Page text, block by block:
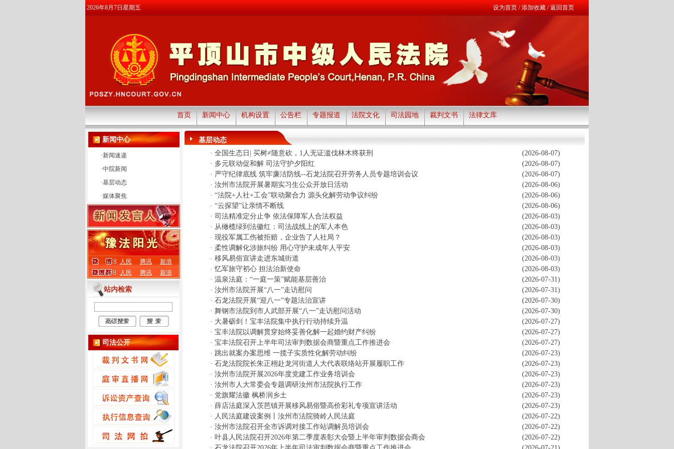
2026年8月7日星期五 设为首页/添加收藏/返回首页
首页 新闻中心 机构设置 公告栏 专题报道 法院文化 司法园地 裁判文书 法律文库
新闻中心
·新闻速递
·中院新闻
·基层动态
·媒体聚焦
人民 腾讯
新浪
人民
腾讯 新浪
站内检索
司法公开
基层动态
· 全国生态日| 买树≠随意砍，1人无证滥伐林木终获刑
(2026-08-07)
· 多元联动促和解 司法守护夕阳红
(2026-08-07)
· 严守纪律底线 筑牢廉洁防线--石龙法院召开劳务人员专题培训会议
(2026-08-07)
· 汝州市法院开展暑期实习生公众开放日活动
(2026-08-06)
· “法院+人社+工会”联动聚合力 源头化解劳动争议纠纷
(2026-08-06)
· “云探望”让亲情不断线
(2026-08-06)
· 司法精准定分止争 依法保障军人合法权益
(2026-08-03)
· 从橄榄绿到法徽红：司法战线上的军人本色
(2026-08-03)
· 现役军属工伤被拒赔，企业告了人社局？
(2026-08-03)
· 柔性调解化涉旅纠纷 用心守护未成年人平安
(2026-08-03)
· 移风易俗宣讲走进东城街道
(2026-08-03)
· 忆军旅守初心 担法治新使命
(2026-08-03)
· 温泉法庭：“一庭一策”赋能基层善治
(2026-07-31)
· 汝州市法院开展“八一”走访慰问
(2026-07-31)
· 石龙法院开展“迎八一”专题法治宣讲
(2026-07-30)
· 舞钢市法院到市人武部开展“八一”走访慰问活动
(2026-07-30)
· 大暑砺剑！宝丰法院集中执行行动持续升温
(2026-07-27)
· 宝丰法院以调解贯穿始终妥善化解一起婚约财产纠纷
(2026-07-27)
· 宝丰法院召开上半年司法审判数据会商暨重点工作推进会
(2026-07-27)
· 跳出就案办案思维 一揽子实质性化解劳动纠纷
(2026-07-23)
· 石龙法院院长朱正栩赴龙河街道人大代表联络站开展履职工作
(2026-07-23)
· 汝州市法院开展2026年度党建工作业务培训会
(2026-07-23)
· 汝州市人大常委会专题调研汝州市法院执行工作
(2026-07-23)
· 党旗耀法徽 枫桥润乡土
(2026-07-23)
· 薛店法庭深入茨芭镇开展移风易俗暨高价彩礼专项宣讲活动
(2026-07-23)
· 人民法庭建设案例丨汝州市法院骑岭人民法庭
(2026-07-22)
· 汝州市法院召开全市诉调对接工作站调解员培训会
(2026-07-22)
· 叶县人民法院召开2026年第二季度表彰大会暨上半年审判数据会商会
(2026-07-22)